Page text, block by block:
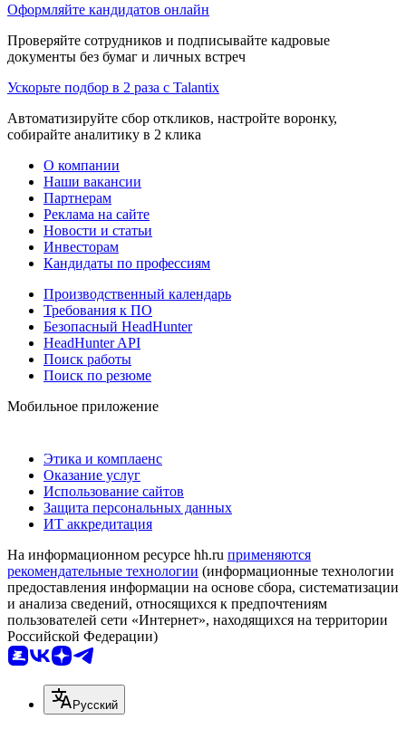
Оформляйте кандидатов онлайн
Проверяйте сотрудников и подписывайте кадровые
документы без бумаг и личных встреч
Ускорьте подбор в 2 раза с Talantix
Автоматизируйте сбор откликов, настройте воронку,
собирайте аналитику в 2 клика
О компании
Наши вакансии
Партнерам
Реклама на сайте
Новости и статьи
Инвесторам
Кандидаты по профессиям
Производственный календарь
Требования к ПО
Безопасный HeadHunter
HeadHunter API
Поиск работы
Поиск по резюме
Мобильное приложение
Этика и комплаенс
Оказание услуг
Использование сайтов
Защита персональных данных
ИТ аккредитация
На информационном ресурсе hh.ru применяются
рекомендательные технологии (информационные технологии
предоставления информации на основе сбора, систематизации
и анализа сведений, относящихся к предпочтениям
пользователей сети «Интернет», находящихся на территории
Российской Федерации)
Русский